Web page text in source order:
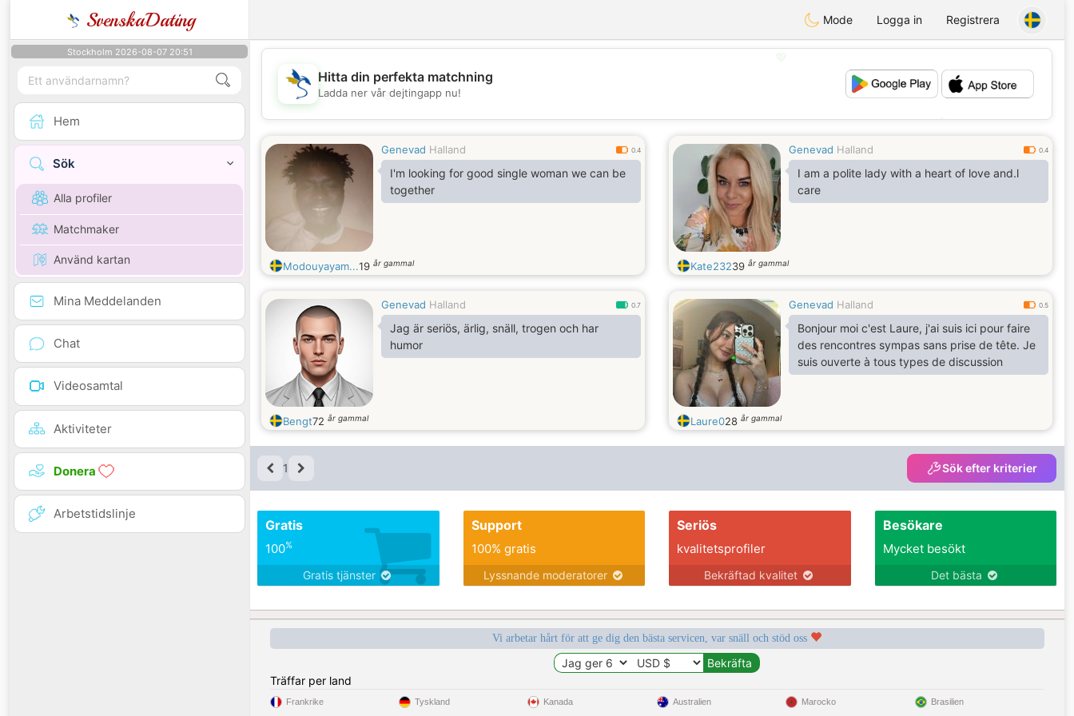
SvenskaDating Mode Logga in Registrera
Stockholm 2026-08-07 20:51
Hem
Sök
Alla profiler
Matchmaker
Använd kartan
Mina Meddelanden
Chat
Videosamtal
Aktiviteter
Donera
Arbetstidslinje
💖
💕
Hitta din perfekta matchning
Ladda ner vår dejtingapp nu!
Genevad Halland 0.4
I'm looking for good single woman we can be
together
Modouyayam...19 år gammal
Genevad Halland 0.4
I am a polite lady with a heart of love and.l
care
Kate23239 år gammal
Genevad Halland 0.7
Jag är seriös, ärlig, snäll, trogen och har
humor
Bengt72 år gammal
Genevad Halland 0.5
Bonjour moi c'est Laure, j'ai suis ici pour faire
des rencontres sympas sans prise de tête. Je
suis ouverte à tous types de discussion
Laure028 år gammal
1 Sök efter kriterier
Gratis
100%
Gratis tjänster
Support
100% gratis
Lyssnande moderatorer
Seriös
kvalitetsprofiler
Bekräftad kvalitet
Besökare
Mycket besökt
Det bästa
Vi arbetar hårt för att ge dig den bästa servicen, var snäll och stöd oss
Träffar per land
Frankrike Tyskland Kanada Australien Marocko Brasilien